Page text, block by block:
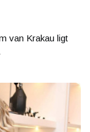
van Krakau ligt